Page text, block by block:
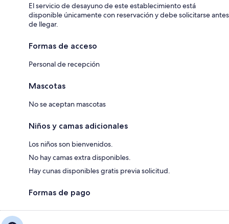
El servicio de desayuno de este establecimiento está
disponible únicamente con reservación y debe solicitarse antes
de llegar.
Formas de acceso
Personal de recepción
Mascotas
No se aceptan mascotas
Niños y camas adicionales
Los niños son bienvenidos.
No hay camas extra disponibles.
Hay cunas disponibles gratis previa solicitud.
Formas de pago